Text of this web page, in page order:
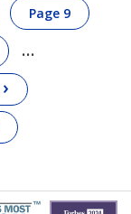
Page 9
…
›